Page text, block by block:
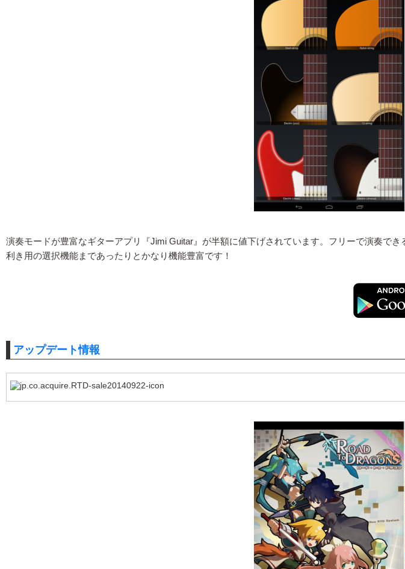
演奏モードが豊富なギターアプリ『Jimi Guitar』が半額に値下げされています。フリーで演奏で
利き用の選択機能まであったりとかなり機能豊富です！
アップデート情報